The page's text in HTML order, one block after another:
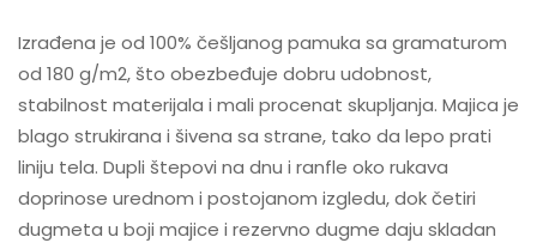
Izrađena je od 100% češljanog pamuka sa gramaturom
od 180 g/m2, što obezbeđuje dobru udobnost,
stabilnost materijala i mali procenat skupljanja. Majica je
blago strukirana i šivena sa strane, tako da lepo prati
liniju tela. Dupli štepovi na dnu i ranfle oko rukava
doprinose urednom i postojanom izgledu, dok četiri
dugmeta u boji majice i rezervno dugme daju skladan